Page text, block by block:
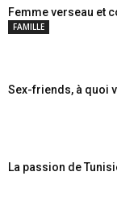
Femme verseau et
FAMILLE
Sex-friends, à quoi
La passion de